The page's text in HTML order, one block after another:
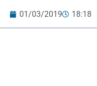
01/03/2019 18:18